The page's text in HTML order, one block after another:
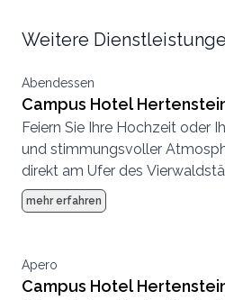
Weitere
Abendessen
Campus Hotel
Jungfrau
Feiern Sie Ihre Hochzeit oder
und stimmungsvoller
direkt am Ufer des
uns, Ihren einzigartigen Anlass
mehr erfahren
Apero
Campus Hotel